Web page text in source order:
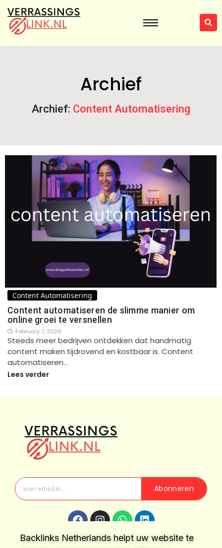
Archief
Archief: Content Automatisering
Content Automatisering
Content automatiseren de slimme manier om
online groei te versnellen
February 7, 2026
Steeds meer bedrijven ontdekken dat handmatig
content maken tijdrovend en kostbaar is. Content
automatiseren…
Lees verder
Abonneren
Backlinks Netherlands helpt uw website te